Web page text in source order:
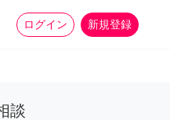
ログイン 新規登録
家事 more_horiz
談